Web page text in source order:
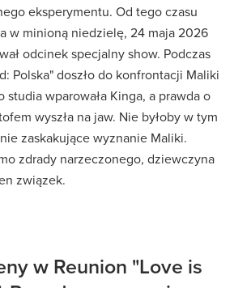
eksperymentu. Od tego czasu
w minioną niedzielę, 24 maja 2026
odcinek specjalny show. Podczas
Polska" doszło do konfrontacji Maliki
studia wparowała Kinga, a prawda o
wyszła na jaw. Nie byłoby w tym
zaskakujące wyznanie Maliki.
zdrady narzeczonego, dziewczyna
związek.
w Reunion "Love is